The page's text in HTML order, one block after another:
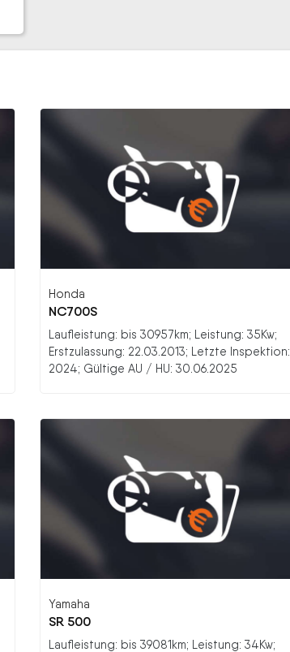
Honda
NC700S
Laufleistung: bis 30957km; Leistung: 35Kw;
Erstzulassung: 22.03.2013; Letzte Inspektion:
2024; Gültige AU / HU: 30.06.2025
Yamaha
SR 500
Laufleistung: bis 39081km; Leistung: 34Kw;